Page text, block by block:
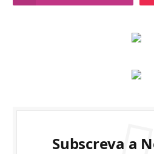
Subscreva a